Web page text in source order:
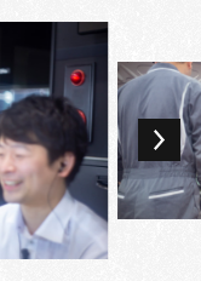
お客様と
車が好き
におもしろ
さわしいサ
ち居振る舞
くさんいら
ていただい
対応が良い
ても、人対
を好むお客
接するな
していま
士からの転
はり感覚の
にある車に
り、サービ
舗全体の動
混み状況を
立てたり、
握して、お
とが欠かせ
たい！と以
を見つけて
です。点
整、サービ
ます。
まっている